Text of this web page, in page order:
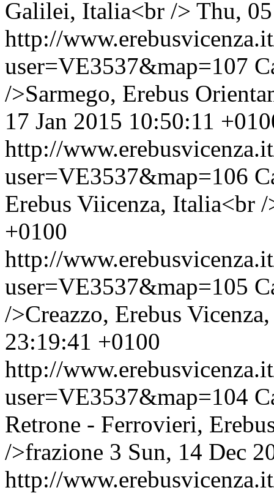
Galilei, Italia<br /> Thu,
http://
user=VE3537&map=107
/>Sarmego, Erebus
17 Jan 2015 10:50:11
http://
user=VE3537&map=106
Erebus Viicenza, Italia<br /
+0100
http://
user=VE3537&map=105
/>Creazzo, Erebus
23:19:41 +0100
http://
user=VE3537&map=104
Retrone - Ferrovieri,
/>frazione 3 Sun, 14 Dec
http://